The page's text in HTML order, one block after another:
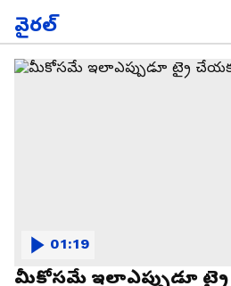
వైరల్
మీకోసమే ఇలాఎప్పుడూ
01:19